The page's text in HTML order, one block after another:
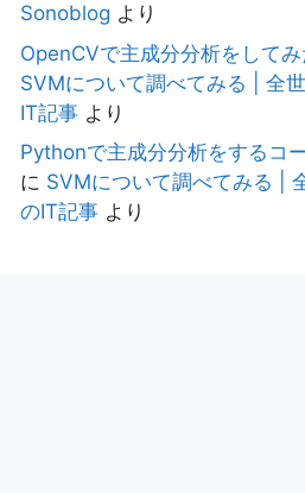
Sonoblog より
OpenCVで主成分分析をしてみ
SVMについて調べてみる | 全
IT記事 より
Pythonで主成分分析をするコ
に SVMについて調べてみる |
のIT記事 より